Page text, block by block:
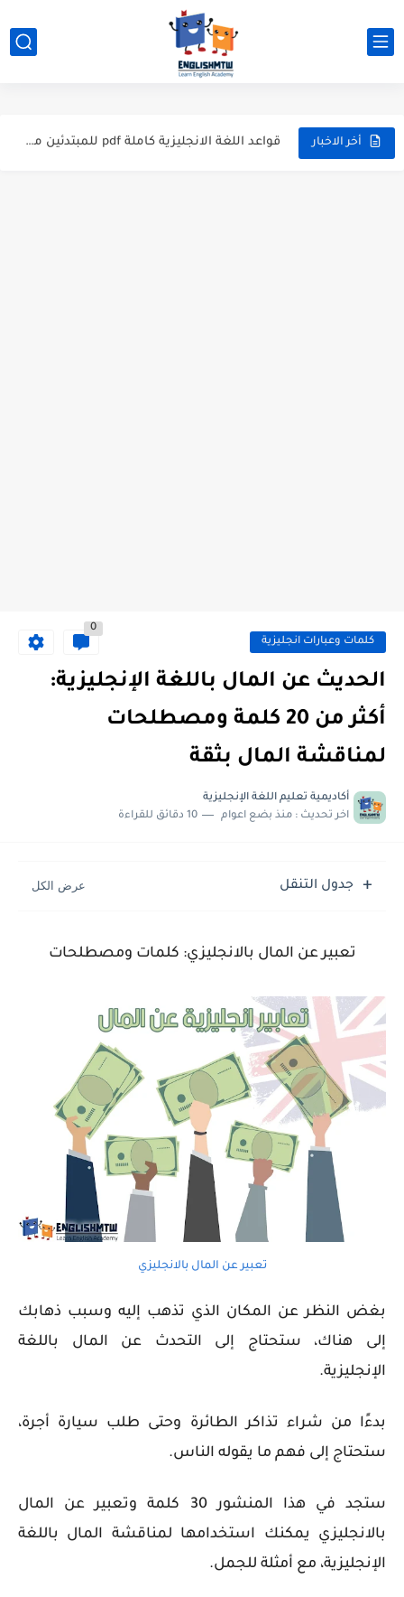
أخر الاخبار
الفرق بين have و has بشرح مبسط مع أمثلة عملية
قواعد اللغة الانجليزية كاملة pdf للمبتدئين مجاناً
كلمات وعبارات انجليزية
0
الحديث عن المال باللغة الإنجليزية:
أكثر من 20 كلمة ومصطلحات
لمناقشة المال بثقة
أكاديمية تعليم اللغة الإنجليزية
اخر تحديث : منذ بضع اعوام 10 دقائق للقراءة
جدول التنقل
تعبير عن المال بالانجليزي: كلمات ومصطلحات
تعبير عن المال بالانجليزي
بغض النظر عن المكان الذي تذهب إليه وسبب ذهابك
إلى هناك، ستحتاج إلى التحدث عن المال
باللغة
الإنجليزية.
بدءًا من شراء تذاكر الطائرة وحتى طلب سيارة أجرة،
ستحتاج إلى فهم ما يقوله الناس.
ستجد في هذا المنشور 30 ​​كلمة وتعبير عن المال
بالانجليزي يمكنك استخدامها لمناقشة المال باللغة
الإنجليزية، مع أمثلة للجمل.